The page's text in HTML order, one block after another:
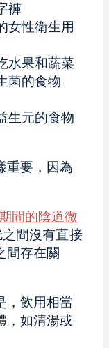
褲
女性衛生用
水果和蔬菜
菌的食物
生元的食物
重要，因為
間的陰道微
間沒有直接
間存在關
，飲用相當
，如清湯或